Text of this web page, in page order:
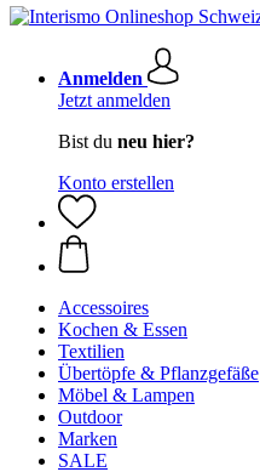
Anmelden
Jetzt anmelden
Bist du neu hier?
Konto erstellen
Accessoires
Kochen & Essen
Textilien
Übertöpfe & Pflanzgefäße
Möbel & Lampen
Outdoor
Marken
SALE